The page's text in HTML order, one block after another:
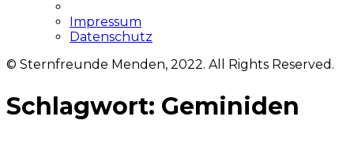
Impressum
Datenschutz
© Sternfreunde Menden, 2022. All Rights Reserved.
Schlagwort: Geminiden